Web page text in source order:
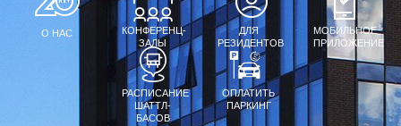
О НАС
КОНФЕРЕНЦ-
ЗАЛЫ
ДЛЯ
РЕЗИДЕНТОВ
МОБИЛЬНОЕ
ПРИЛОЖЕНИЕ
РАСПИСАНИЕ
ШАТТЛ-
БАСОВ
ОПЛАТИТЬ
ПАРКИНГ